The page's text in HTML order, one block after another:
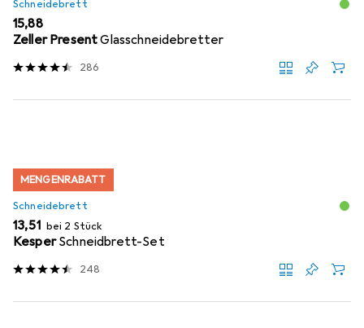
Schneidebrett
EUR
15,88
Zeller PresentGlasschneidebretter
286
MENGENRABATT
Schneidebrett
EUR
13,51 bei 2 Stück
Kesper Schneidbrett-Set
248